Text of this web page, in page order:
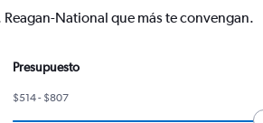
National que más te convengan.
Presupuesto
$514 - $807